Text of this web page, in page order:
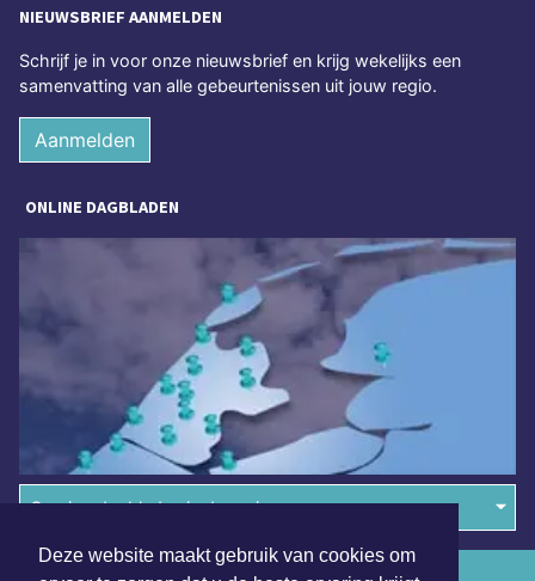
Deze website maakt gebruik van cookies om
NIEUWSBRIEF AANMELDEN
Schrijf je in voor onze nieuwsbrief en krijg wekelijks een
samenvatting van alle gebeurtenissen uit jouw regio.
Aanmelden
ONLINE DAGBLADEN
Overige dagbladen in de regio